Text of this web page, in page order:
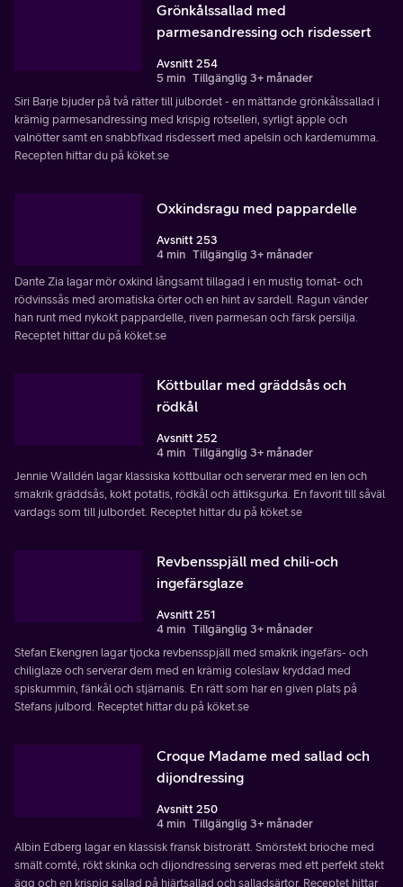
Grönkålssallad med
parmesandressing och risdessert
Avsnitt 254
5 min Tillgänglig 3+ månader
Siri Barje bjuder på två rätter till julbordet - en mättande grönkålssallad i
krämig parmesandressing med krispig rotselleri, syrligt äpple och
valnötter samt en snabbfixad risdessert med apelsin och kardemumma.
Recepten hittar du på köket.se
Oxkindsragu med pappardelle
Avsnitt 253
4 min Tillgänglig 3+ månader
Dante Zia lagar mör oxkind långsamt tillagad i en mustig tomat- och
rödvinssås med aromatiska örter och en hint av sardell. Ragun vänder
han runt med nykokt pappardelle, riven parmesan och färsk persilja.
Receptet hittar du på köket.se
Köttbullar med gräddsås och
rödkål
Avsnitt 252
4 min Tillgänglig 3+ månader
Jennie Walldén lagar klassiska köttbullar och serverar med en len och
smakrik gräddsås, kokt potatis, rödkål och ättiksgurka. En favorit till såväl
vardags som till julbordet. Receptet hittar du på köket.se
Revbensspjäll med chili-och
ingefärsglaze
Avsnitt 251
4 min Tillgänglig 3+ månader
Stefan Ekengren lagar tjocka revbensspjäll med smakrik ingefärs- och
chiliglaze och serverar dem med en krämig coleslaw kryddad med
spiskummin, fänkål och stjärnanis. En rätt som har en given plats på
Stefans julbord. Receptet hittar du på köket.se
Croque Madame med sallad och
dijondressing
Avsnitt 250
4 min Tillgänglig 3+ månader
Albin Edberg lagar en klassisk fransk bistrorätt. Smörstekt brioche med
smält comté, rökt skinka och dijondressing serveras med ett perfekt stekt
ägg och en krispig sallad på hjärtsallad och salladsärtor. Receptet hittar